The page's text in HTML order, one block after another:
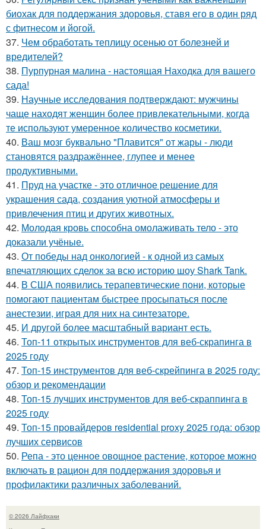
биохак для поддержания здоровья, ставя его в один ряд
с фитнесом и йогой.
37. Чем обработать теплицу осенью от болезней и
вредителей?
38. Пурпурная малина - настоящая Находка для вашего
сада!
39. Научные исследования подтверждают: мужчины
чаще находят женщин более привлекательными, когда
те используют умеренное количество косметики.
40. Ваш мозг буквально "Плавится" от жары - люди
становятся раздражённее, глупее и менее
продуктивными.
41. Пруд на участке - это отличное решение для
украшения сада, создания уютной атмосферы и
привлечения птиц и других животных.
42. Молодая кровь способна омолаживать тело - это
доказали учёные.
43. От победы над онкологией - к одной из самых
впечатляющих сделок за всю историю шоу Shark Tank.
44. В США появились терапевтические пони, которые
помогают пациентам быстрее просыпаться после
анестезии, играя для них на синтезаторе.
45. И другой более масштабный вариант есть.
46. Топ-11 открытых инструментов для веб-скрапинга в
2025 году
47. Топ-15 инструментов для веб-скрейпинга в 2025 году:
обзор и рекомендации
48. Топ-15 лучших инструментов для веб-скраппинга в
2025 году
49. Топ-15 провайдеров residential proxy 2025 года: обзор
лучших сервисов
50. Репа - это ценное овощное растение, которое можно
включать в рацион для поддержания здоровья и
профилактики различных заболеваний.
© 2026 Лайфхаки